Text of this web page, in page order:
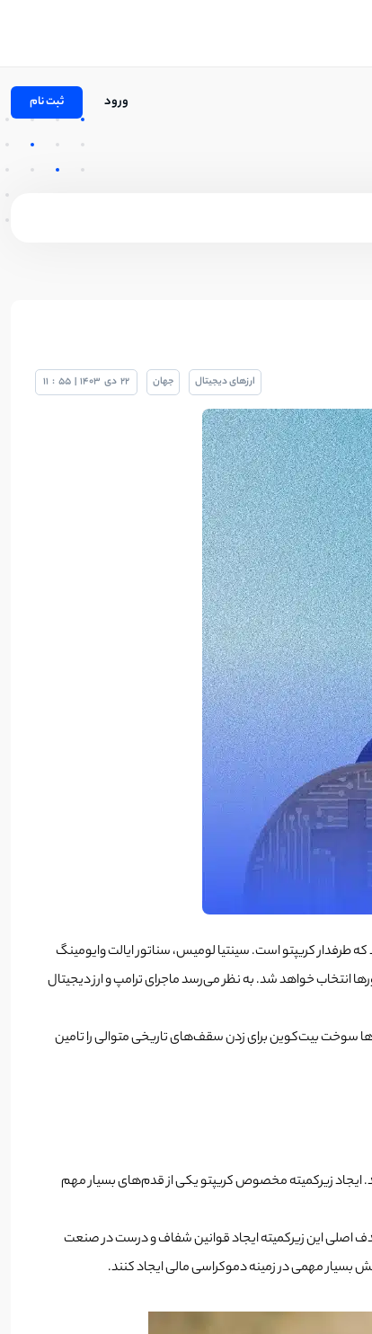
ورود ثبت نام
ارزهای دیجیتال جهان 22 دی 1403
|
55
:
11
سینتیا لومیس، سناتور ایالت وایومینگ
انتخاب خواهد شد. به نظر می‌رسد ماجرای ترامپ و ارز دیجیتال
سوخت بیت‌کوین برای زدن سقف‌های تاریخی متوالی را تامین
ایجاد زیرکمیته مخصوص کریپتو یکی از قدم‌های بسیار مهم
اصلی این زیرکمیته ایجاد قوانین شفاف و درست در صنعت